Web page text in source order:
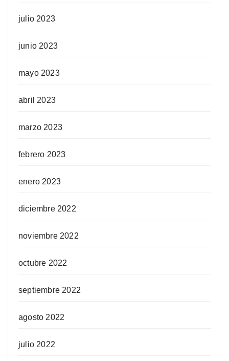
julio 2023
junio 2023
mayo 2023
abril 2023
marzo 2023
febrero 2023
enero 2023
diciembre 2022
noviembre 2022
octubre 2022
septiembre 2022
agosto 2022
julio 2022